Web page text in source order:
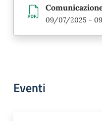
09/07/2025 -
Eventi